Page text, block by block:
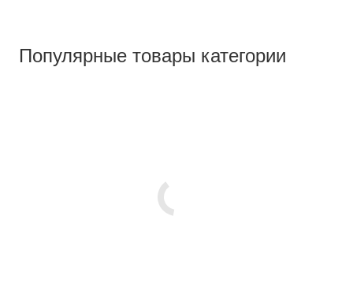
Популярные товары категории